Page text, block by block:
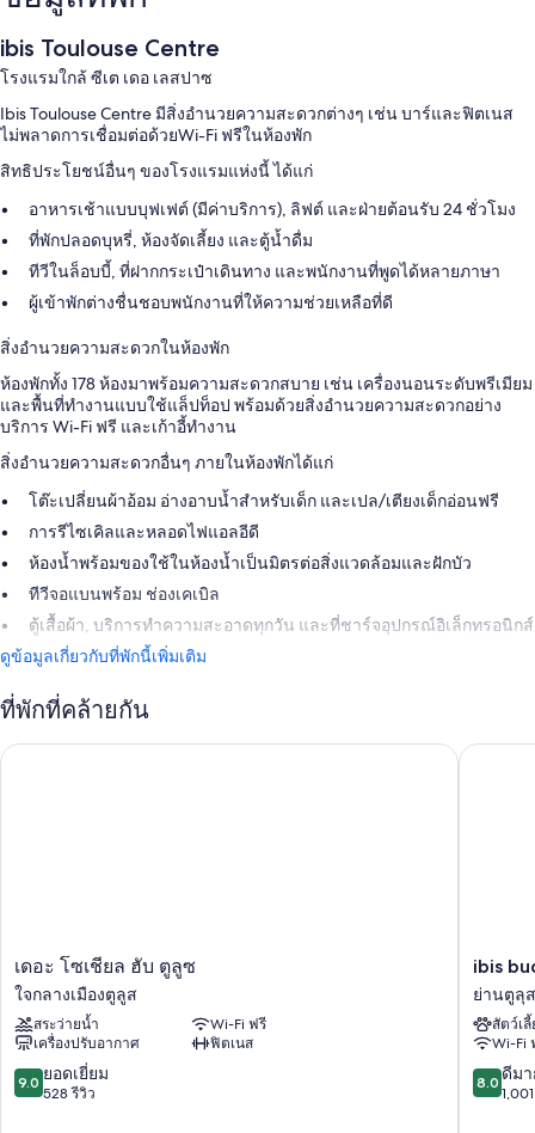
ibis Toulouse Centre
โรงแรมใกล้ ซีเต เดอ เลสปาซ
Ibis Toulouse Centre มีสิ่งอำนวยความสะดวกต่างๆ เช่น บาร์และฟิตเนส
ไม่พลาดการเชื่อมต่อด้วยWi-Fi ฟรีในห้องพัก
สิทธิประโยชน์อื่นๆ ของโรงแรมแห่งนี้ ได้แก่
อาหารเช้าแบบบุฟเฟต์ (มีค่าบริการ), ลิฟต์ และฝ่ายต้อนรับ 24 ชั่วโมง
ที่พักปลอดบุหรี่, ห้องจัดเลี้ยง และตู้น้ำดื่ม
ทีวีในล็อบบี้, ที่ฝากกระเป๋าเดินทาง และพนักงานที่พูดได้หลายภาษา
ผู้เข้าพักต่างชื่นชอบพนักงานที่ให้ความช่วยเหลือที่ดี
สิ่งอำนวยความสะดวกในห้องพัก
ห้องพักทั้ง 178 ห้องมาพร้อมความสะดวกสบาย เช่น เครื่องนอนระดับพรีเมียม
และพื้นที่ทำงานแบบใช้แล็ปท็อป พร้อมด้วยสิ่งอำนวยความสะดวกอย่าง
บริการ Wi-Fi ฟรี และเก้าอี้ทำงาน
สิ่งอำนวยความสะดวกอื่นๆ ภายในห้องพักได้แก่
โต๊ะเปลี่ยนผ้าอ้อม อ่างอาบน้ำสำหรับเด็ก และเปล/เตียงเด็กอ่อนฟรี
การรีไซเคิลและหลอดไฟแอลอีดี
ห้องน้ำพร้อมของใช้ในห้องน้ำเป็นมิตรต่อสิ่งแวดล้อมและฝักบัว
ทีวีจอแบนพร้อม ช่องเคเบิล
ตู้เสื้อผ้า, บริการทำความสะอาดทุกวัน และที่ชาร์จอุปกรณ์อิเล็กทรอนิกส์
ดูข้อมูลเกี่ยวกับที่พักนี้เพิ่มเติม
ที่พักที่คล้ายกัน
เดอะ
โซ
เชีย
ล
ฮับ
ตู
ลูซ
เดอะ โซเชียล ฮับ ตูลูซ
ใจกลางเมืองตูลูส
สระว่ายน้ำ
Wi-Fi ฟรี
เครื่องปรับอากาศ
ฟิตเนส
9.0
จาก
9.0 ยอดเยี่ยม
528 รีวิว
เดอะ โซเชียล ฮับ ตูลูซ
ibis
budget
Centre
Gare
ย่าน
ตู
ibis
ย่านตูลุ
สัตว์เ
Wi-Fi
8.0
จาก
8.0 ดีม
ibis